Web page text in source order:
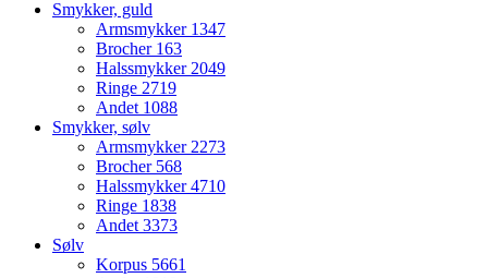
Smykker, guld
Armsmykker 1347
Brocher 163
Halssmykker2049
Ringe 2719
Andet 1088
Smykker, sølv
Armsmykker2273
Brocher 568
Halssmykker4710
Ringe 1838
Andet3373
Sølv
Korpus 5661